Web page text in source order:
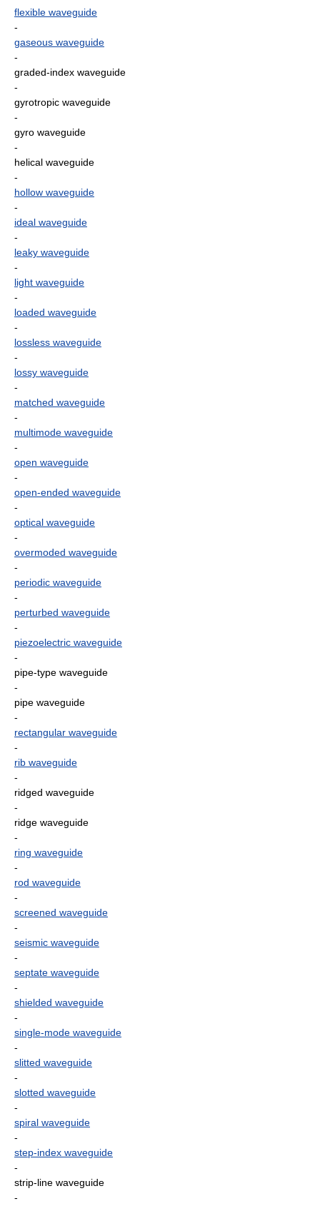
flexible waveguide
-
gaseous waveguide
-
graded-index waveguide
-
gyrotropic waveguide
-
gyro waveguide
-
helical waveguide
-
hollow waveguide
-
ideal waveguide
-
leaky waveguide
-
light waveguide
-
loaded waveguide
-
lossless waveguide
-
lossy waveguide
-
matched waveguide
-
multimode waveguide
-
open waveguide
-
open-ended waveguide
-
optical waveguide
-
overmoded waveguide
-
periodic waveguide
-
perturbed waveguide
-
piezoelectric waveguide
-
pipe-type waveguide
-
pipe waveguide
-
rectangular waveguide
-
rib waveguide
-
ridged waveguide
-
ridge waveguide
-
ring waveguide
-
rod waveguide
-
screened waveguide
-
seismic waveguide
-
septate waveguide
-
shielded waveguide
-
single-mode waveguide
-
slitted waveguide
-
slotted waveguide
-
spiral waveguide
-
step-index waveguide
-
strip-line waveguide
-